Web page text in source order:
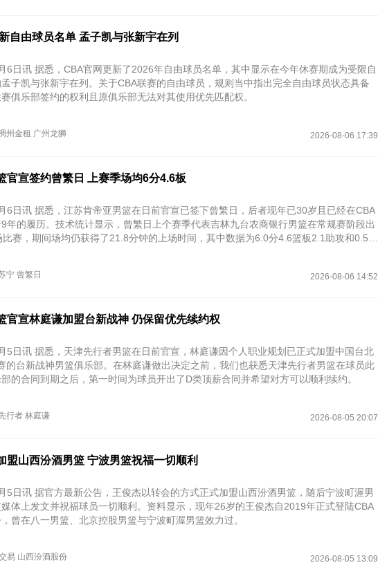
自由球员名单 孟子凯与张新宇在列
6日讯 据悉，CBA官网更新了2026年自由球员名单，其中显示在今年休赛期成为受限自
子凯与张新宇在列。关于CBA联赛的自由球员，规则当中指出完全自由球员状态具备
俱乐部签约的权利且原俱乐部无法对其使用优先匹配权。
州金租 广州龙狮 2026-08-06 17:39
官宣签约曾繁日 上赛季场均6分4.6板
6日讯 据悉，江苏肯帝亚男篮在日前官宣已签下曾繁日，后者现年已30岁且已经在CBA
年的履历。技术统计显示，曾繁日上个赛季代表吉林九台农商银行男篮在常规赛阶段出
赛，期间场均仍获得了21.8分钟的上场时间，其中数据为6.0分4.6篮板2.1助攻和0.5封
宁 曾繁日 2026-08-06 14:52
官宣林庭谦加盟台新战神 仍保留优先续约权
5日讯 据悉，天津先行者男篮在日前官宣，林庭谦因个人职业规划已正式加盟中国台北
的台新战神男篮俱乐部。在林庭谦做出决定之前，我们也获悉天津先行者男篮在球员此
的合同到期之后，第一时间为球员开出了D类顶薪合同并希望对方可以顺利续约。
行者 林庭谦 2026-08-05 20:07
盟山西汾酒男篮 宁波男篮祝福一切顺利
5日讯 据官方最新公告，王俊杰以转会的方式正式加盟山西汾酒男篮，随后宁波町渥男
体上发文并祝福球员一切顺利。资料显示，现年26岁的王俊杰自2019年正式登陆CBA
曾在八一男篮、北京控股男篮与宁波町渥男篮效力过。
易 山西汾酒股份 2026-08-05 13:09